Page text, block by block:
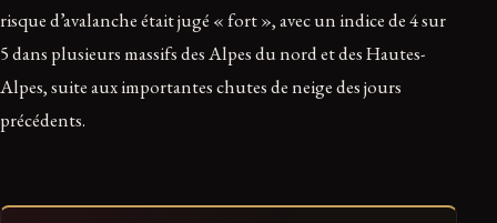
risque d’avalanche était jugé « fort », avec un indice de 4 sur
5 dans plusieurs massifs des Alpes du nord et des Hautes-
Alpes, suite aux importantes chutes de neige des jours
précédents.